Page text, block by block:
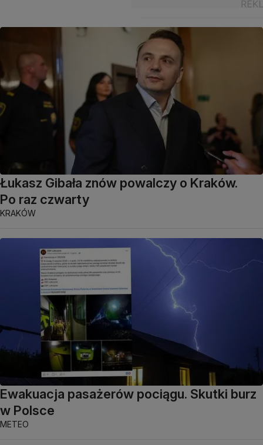
Łukasz Gibała znów powalczy o Kraków.
Po raz czwarty
KRAKÓW
Ewakuacja pasażerów pociągu. Skutki burz
w Polsce
METEO